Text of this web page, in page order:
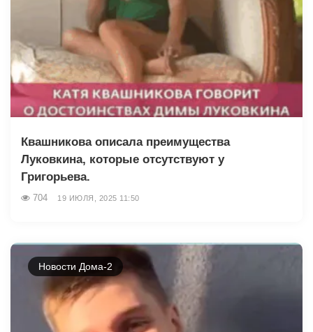
Квашникова описала преимущества
Луковкина, которые отсутствуют у
Григорьева.
704 19 ИЮЛЯ, 2025 11:50
Новости Дома-2